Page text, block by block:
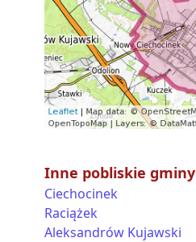
Inne pobliskie gminy
Ciechocinek
Raciążek
Aleksandrów Kujawski